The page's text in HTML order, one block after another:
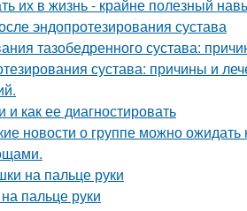
их в жизнь - крайне полезный
эндопротезирования сустава
тазобедренного сустава:
сустава: причины и
как ее диагностировать
новости о группе можно ожидать
на пальце руки
пальце руки